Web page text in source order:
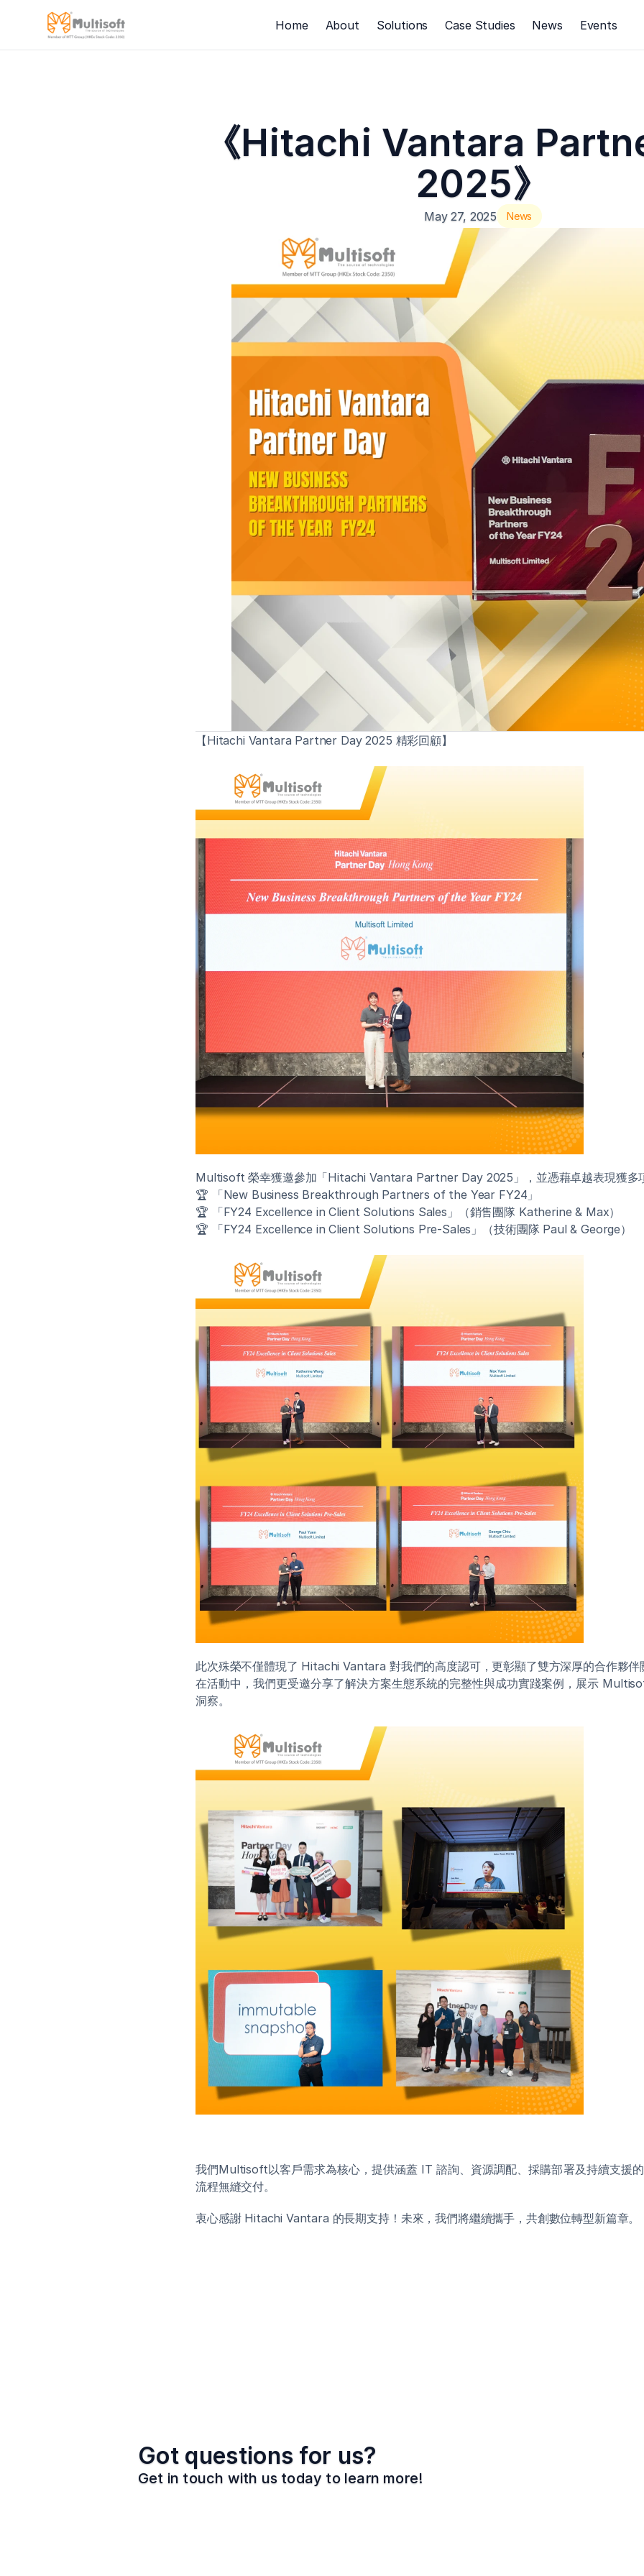
Home About Solutions Case Studies News Events
《Hitachi Vantara
2025》
May 27, 2025 News
【Hitachi Vantara Partner Day 2025 精彩回顧】
Multisoft 榮幸獲邀參加「Hitachi Vantara Partner Day 2025」，並憑藉卓越表現獲多
🏆 「New Business Breakthrough Partners of the Year FY24」
🏆 「FY24 Excellence in Client Solutions Sales」（銷售團隊 Katherine & Max）
🏆 「FY24 Excellence in Client Solutions Pre-Sales」（技術團隊 Paul & George）
此次殊榮不僅體現了 Hitachi Vantara 對我們的高度認可，更彰顯了雙方深厚的合作夥伴
在活動中，我們更受邀分享了解決方案生態系統的完整性與成功實踐案例，展示
洞察。
我們Multisoft以客戶需求為核心，提供涵蓋 IT 諮詢、資源調配、採購部署及持續支援
流程無縫交付。
衷心感謝 Hitachi Vantara 的長期支持！未來，我們將繼續攜手，共創數位轉型新篇章。
Got questions for us?
Get in touch with us today to learn more!